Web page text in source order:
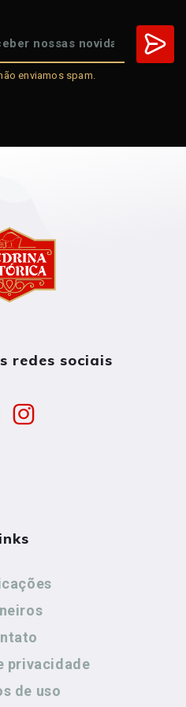
enviamos spam.
redes sociais
privacidade
de uso